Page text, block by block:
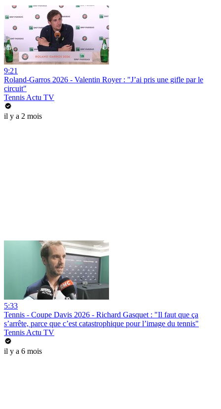
9:21
Roland-Garros 2026 - Valentin Royer : "J’ai pris une gifle par le
circuit"
Tennis Actu TV
il y a 2 mois
5:33
Tennis - Coupe Davis 2026 - Richard Gasquet : "Il faut que ça
s’arrête, parce que c’est catastrophique pour l’image du tennis"
Tennis Actu TV
il y a 6 mois